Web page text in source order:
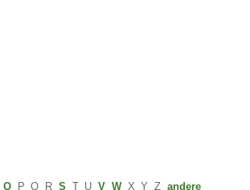
O P Q R S T U V W X Y Z andere